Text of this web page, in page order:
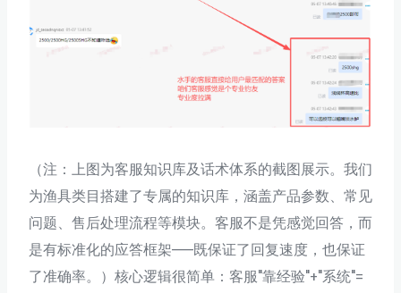
（注：上图为客服知识库及话术体系的截图展示。我们
为渔具类目搭建了专属的知识库，涵盖产品参数、常见
问题、售后处理流程等模块。客服不是凭感觉回答，而
是有标准化的应答框架——既保证了回复速度，也保证
了准确率。）核心逻辑很简单：客服"靠经验"+"系统"=